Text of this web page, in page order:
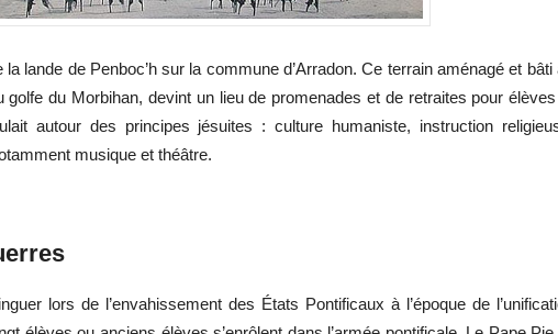
lande de Penboc’h sur la commune d’Arradon. Ce terrain aménagé et bâti
du Morbihan, devint un lieu de promenades et de retraites pour
autour des principes jésuites : culture humaniste, instruction
musique et théâtre.
lors de l’envahissement des États Pontificaux à l’époque de